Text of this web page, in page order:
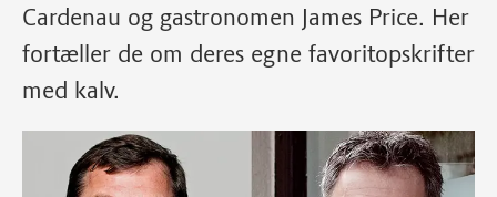
Cardenau og gastronomen James Price. Her
fortæller de om deres egne favoritopskrifter
med kalv.